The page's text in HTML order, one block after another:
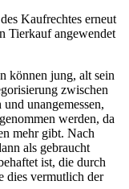
Kaufrechtes erneut
Tierkauf angewendet
können jung, alt sein
zwischen
unangemessen,
werden, da
mehr gibt. Nach
als gebraucht
ist, die durch
dies vermutlich der